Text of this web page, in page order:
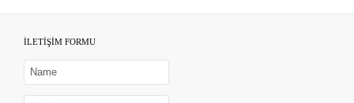
İLETİŞİM FORMU